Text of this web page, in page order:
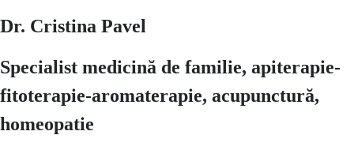
Dr. Cristina Pavel
Specialist medicină de familie, apiterapie-
fitoterapie-aromaterapie, acupunctură,
homeopatie